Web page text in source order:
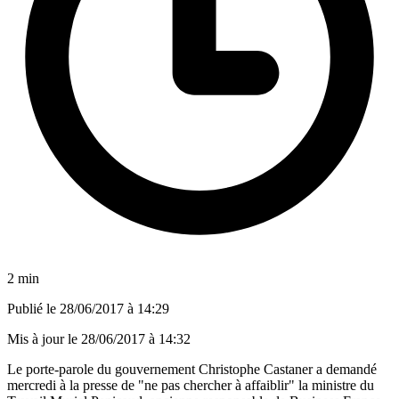
2 min
Publié le 28/06/2017 à 14:29
Mis à jour le 28/06/2017 à 14:32
Le porte-parole du gouvernement Christophe Castaner a demandé
mercredi à la presse de "ne pas chercher à affaiblir" la ministre du